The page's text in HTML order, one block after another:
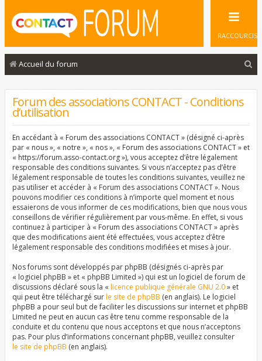
RACCOURCIS
Accueil du forum
Forum des associations CONTACT - Conditions
d’utilisation
En accédant à « Forum des associations CONTACT » (désigné ci-après
par « nous », « notre », « nos », « Forum des associations CONTACT » et
« https://forum.asso-contact.org »), vous acceptez d’être légalement
responsable des conditions suivantes. Si vous n’acceptez pas d’être
légalement responsable de toutes les conditions suivantes, veuillez ne
pas utiliser et accéder à « Forum des associations CONTACT ». Nous
pouvons modifier ces conditions à n’importe quel moment et nous
essaierons de vous informer de ces modifications, bien que nous vous
conseillons de vérifier régulièrement par vous-même. En effet, si vous
continuez à participer à « Forum des associations CONTACT » après
que des modifications aient été effectuées, vous acceptez d’être
légalement responsable des conditions modifiées et mises à jour.
Nos forums sont développés par phpBB (désignés ci-après par
« logiciel phpBB » et « phpBB Limited ») qui est un logiciel de forum de
discussions déclaré sous la « licence publique générale GNU 2.0» et
qui peut être téléchargé surle site de phpBB (en anglais). Le logiciel
phpBB a pour seul but de faciliter les discussions sur internet et phpBB
Limited ne peut en aucun cas être tenu comme responsable de la
conduite et du contenu que nous acceptons et que nous n’acceptons
pas. Pour plus d’informations concernant phpBB, veuillez consulter
le site de phpBB (en anglais).